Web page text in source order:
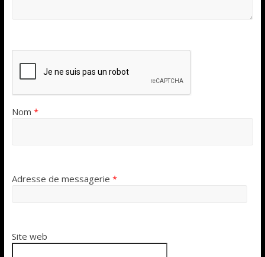
Nom *
Adresse de messagerie *
Site web